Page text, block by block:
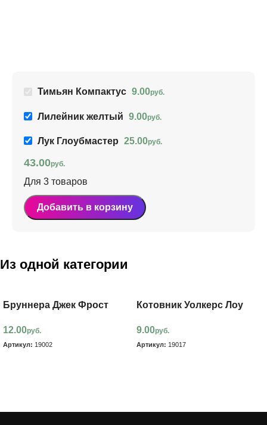
Тимьян Компактус 9.00руб.
Лилейник желтый 9.00руб.
Лук Глоубмастер 25.00руб.
43.00руб.
Для 3 товаров
Добавить в корзину
Из одной категории
Бруннера Джек Фрост
12.00руб.
Артикул: 19002
Котовник Уолкерс Лоу
9.00руб.
Артикул: 19017